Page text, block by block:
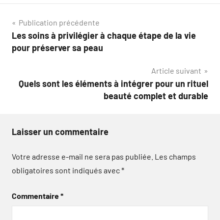
Navigation
de
Publication précédente
Les soins à privilégier à chaque étape de la vie
pour préserver sa peau
Article suivant
Quels sont les éléments à intégrer pour un rituel
beauté complet et durable
Laisser un commentaire
Votre adresse e-mail ne sera pas publiée. Les champs
obligatoires sont indiqués avec*
Commentaire*